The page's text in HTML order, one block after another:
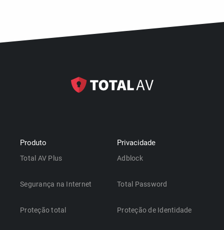
Produto
Total AV Plus
Segurança na Internet
Proteção total
Privacidade
Adblock
Total Password
Proteção de Identidade